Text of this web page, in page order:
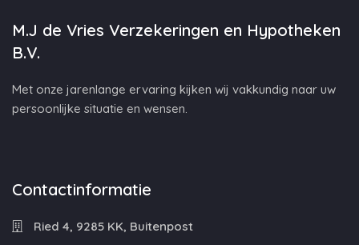
M.J de Vries Verzekeringen en Hypotheken
B.V.
Met onze jarenlange ervaring kijken wij vakkundig naar uw
persoonlijke situatie en wensen.
Contactinformatie
Ried 4, 9285 KK, Buitenpost